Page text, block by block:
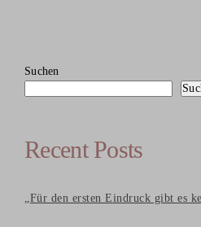
Suchen
Recent Posts
„Für den ersten Eindruck gibt es